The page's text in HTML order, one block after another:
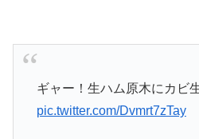
ギャー！生ハム原木にカビ
pic.twitter.com/Dvmrt7zTay